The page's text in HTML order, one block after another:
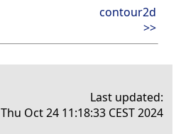
contour2d
>>
Last updated:
Thu Oct 24 11:18:33 CEST 2024